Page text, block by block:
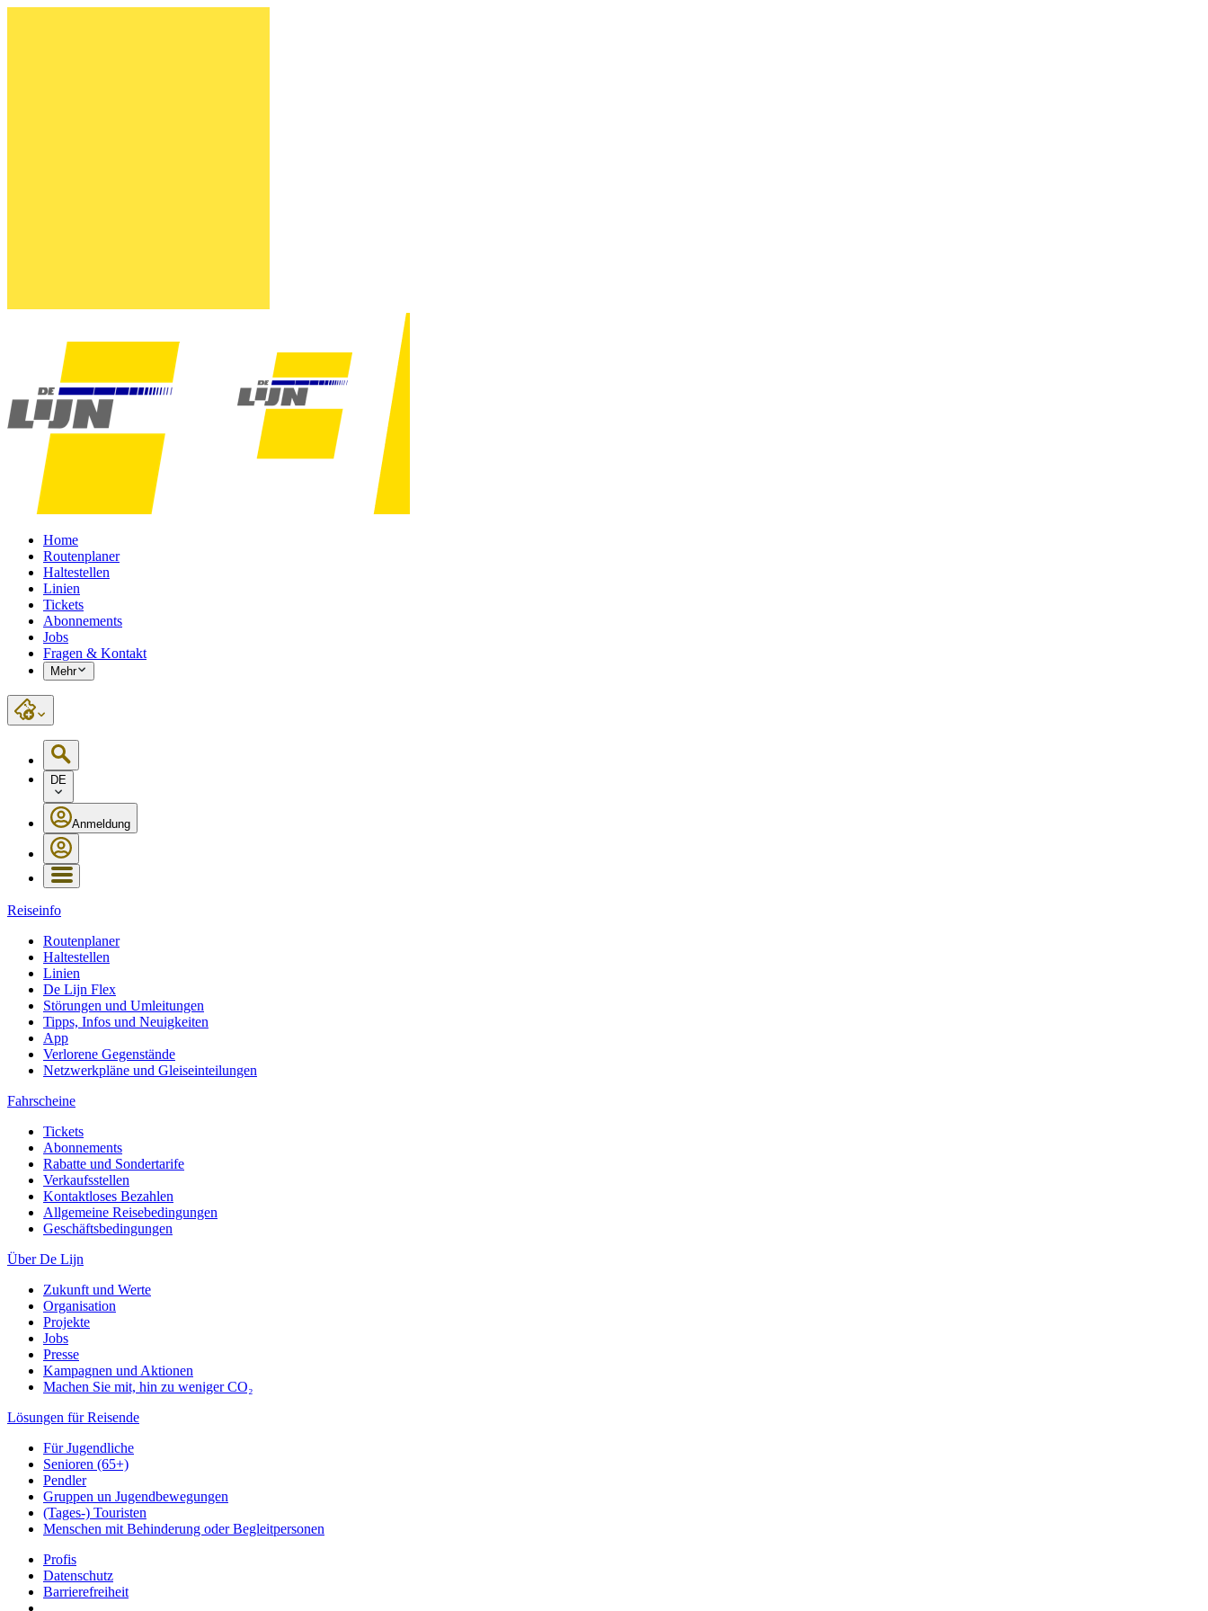
Home
Routenplaner
Haltestellen
Linien
Tickets
Abonnements
Jobs
Fragen & Kontakt
Mehr
DE
Anmeldung
Reiseinfo
Routenplaner
Haltestellen
Linien
De Lijn Flex
Störungen und Umleitungen
Tipps, Infos und Neuigkeiten
App
Verlorene Gegenstände
Netzwerkpläne und Gleiseinteilungen
Fahrscheine
Tickets
Abonnements
Rabatte und Sondertarife
Verkaufsstellen
Kontaktloses Bezahlen
Allgemeine Reisebedingungen
Geschäftsbedingungen
Über De Lijn
Zukunft und Werte
Organisation
Projekte
Jobs
Presse
Kampagnen und Aktionen
Machen Sie mit, hin zu weniger CO₂
Lösungen für Reisende
Für Jugendliche
Senioren (65+)
Pendler
Gruppen un Jugendbewegungen
(Tages-) Touristen
Menschen mit Behinderung oder Begleitpersonen
Profis
Datenschutz
Barrierefreiheit